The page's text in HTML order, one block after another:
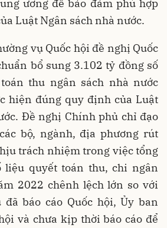
ương để bảo đảm phù hợp
Luật Ngân sách nhà nước.
vụ Quốc hội đề nghị Quốc
bổ sung 3.102 tỷ đồng số
thu ngân sách nhà nước
hiện đúng quy định của Luật
Đề nghị Chính phủ chỉ đạo
bộ, ngành, địa phương rút
trách nhiệm trong việc tổng
liệu quyết toán thu, chi ngân
2022 chênh lệch lớn so với
báo cáo Quốc hội, Ủy ban
và chưa kịp thời báo cáo để